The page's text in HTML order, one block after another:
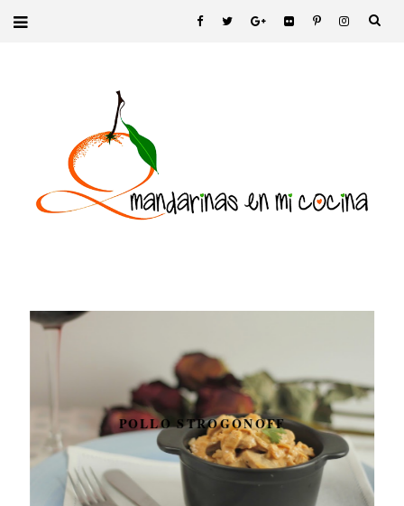
POLLO STROGONOFF